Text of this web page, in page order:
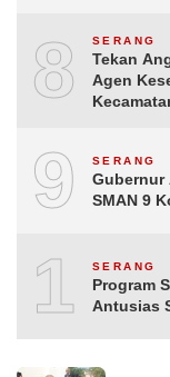
8 SERANG
Tekan
Agen
9 SERANG
Gubernur
SMAN 9
10SERANG
Program
Antusias